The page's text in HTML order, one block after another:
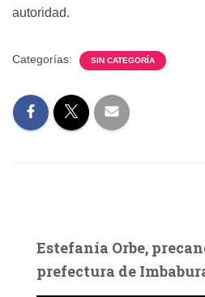
autoridad.
Categorías: SIN CATEGORÍA
Estefanía Orbe,
prefectura de